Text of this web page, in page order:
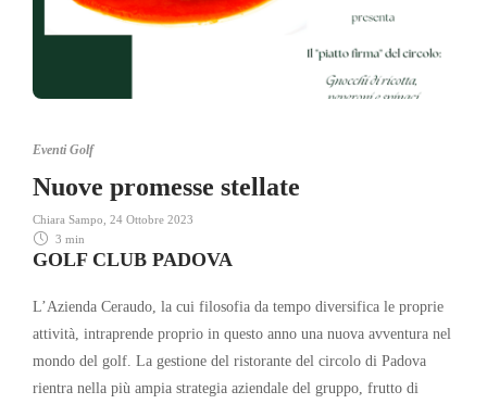
Eventi Golf
Nuove promesse stellate
Chiara Sampo 24 Ottobre 2023
3 min
GOLF CLUB PADOVA
L’Azienda Ceraudo, la cui filosofia da tempo diversifica le proprie
attività, intraprende proprio in questo anno una nuova avventura nel
mondo del golf. La gestione del ristorante del circolo di Padova
rientra nella più ampia strategia aziendale del gruppo, frutto di